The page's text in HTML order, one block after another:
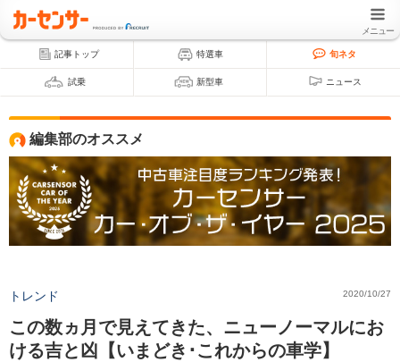
メニュー
記事トップ 特選車 旬ネタ
試乗 新型車 ニュース
編集部のオススメ
トレンド 2020/10/27
この数ヵ月で見えてきた、ニューノーマルにお
ける吉と凶【いまどき･これからの車学】